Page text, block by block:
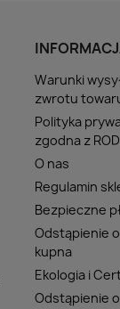
Warunki
zwrotu
Polityka
zgodna z
O nas
Regulamin
Bezpieczne
Odstąpienie
kupna
Ekologia i
Odstąpienie